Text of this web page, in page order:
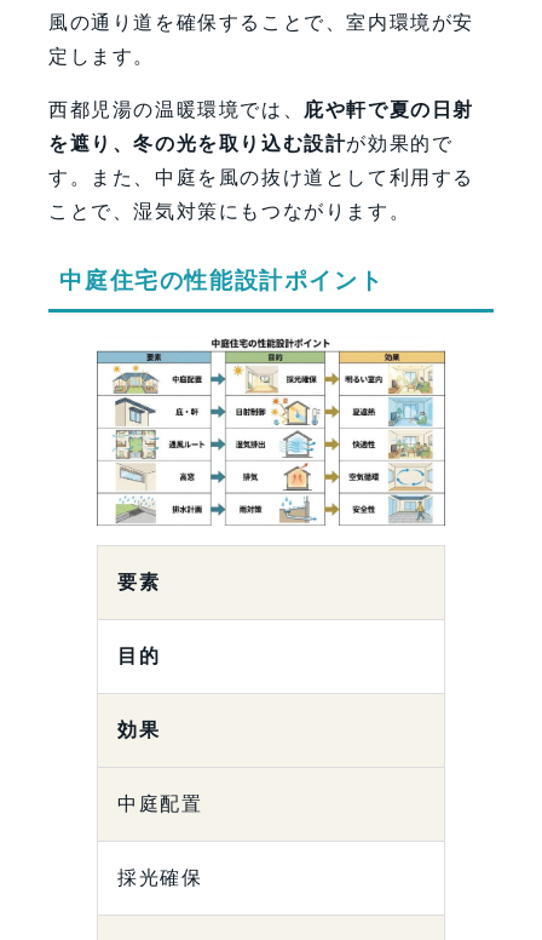
風の通り道を確保することで、室内環境が安
定します。
西都児湯の温暖環境では、 庇や軒で夏の日射
を遮り、冬の光を取り込む設計が効果的で
す。また、中庭を風の抜け道として利用する
ことで、湿気対策にもつながります。
中庭住宅の性能設計ポイント
要素
目的
効果
中庭配置
採光確保